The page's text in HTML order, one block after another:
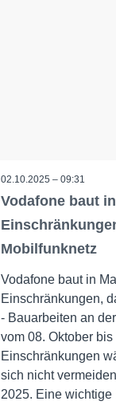
02.10.2025 – 09:31
Vodafone baut
Mobilfunknetz
Vodafone baut in
Einschränkungen,
- Bauarbeiten an
vom 08. Oktober
Einschränkungen
sich nicht
2025. Eine wichtige